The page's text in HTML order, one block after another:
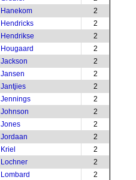
Hanekom
2
Hendricks
2
Hendrikse
2
Hougaard
2
Jackson
2
Jansen
2
Jantjies
2
Jennings
2
Johnson
2
Jones
2
Jordaan
2
Kriel
2
Lochner
2
Lombard
2